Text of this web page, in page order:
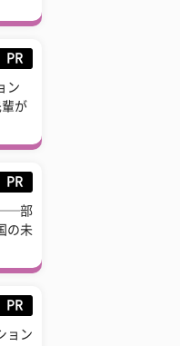
PR
ン
が
PR
──部
の未
PR
ョン